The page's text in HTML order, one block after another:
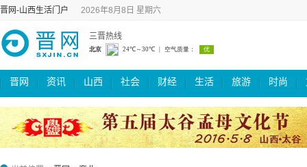
晋网-山西生活门户 2026年8月8日 星期六
三晋热线
晋网 资讯 山西 社会 财经 生活 旅游 时尚